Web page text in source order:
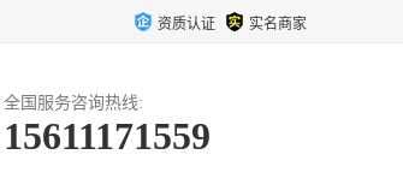
资质认证 实名商家
全国服务咨询热线:
15611171559